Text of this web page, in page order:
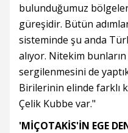
bulunduğumuz
güreşidir. Bütün
sisteminde şu anda
alıyor. Nitekim
sergilenmesini de
Birilerinin elinde farklı
Çelik Kubbe var."
'MİÇOTAKİS'İN EGE